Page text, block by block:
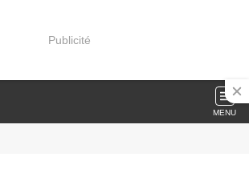
Publicité
MENU